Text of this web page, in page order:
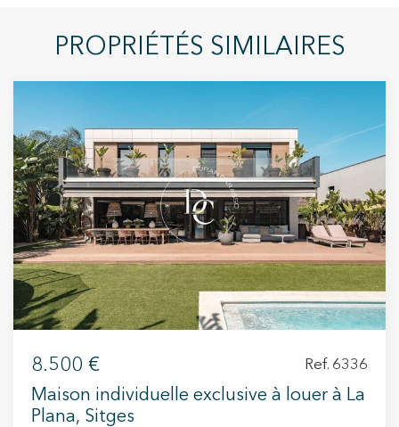
PROPRIÉTÉS SIMILAIRES
8.500 € Ref. 6336
Maison individuelle exclusive à louer à La
Plana, Sitges